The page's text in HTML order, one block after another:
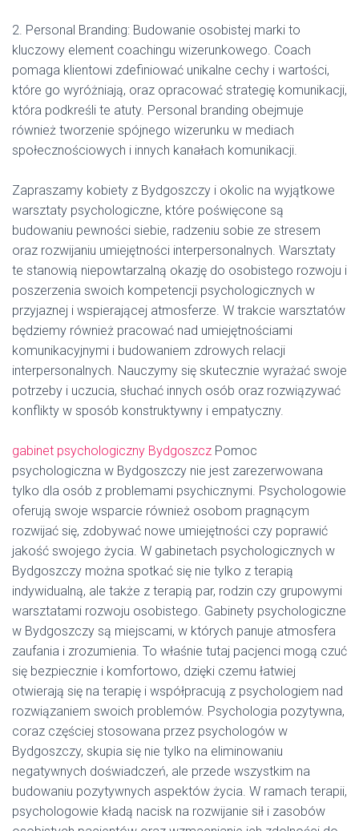
2. Personal Branding: Budowanie osobistej marki to
kluczowy element coachingu wizerunkowego. Coach
pomaga klientowi zdefiniować unikalne cechy i wartości,
które go wyróżniają, oraz opracować strategię komunikacji,
która podkreśli te atuty. Personal branding obejmuje
również tworzenie spójnego wizerunku w mediach
społecznościowych i innych kanałach komunikacji.
Zapraszamy kobiety z Bydgoszczy i okolic na wyjątkowe
warsztaty psychologiczne, które poświęcone są
budowaniu pewności siebie, radzeniu sobie ze stresem
oraz rozwijaniu umiejętności interpersonalnych. Warsztaty
te stanowią niepowtarzalną okazję do osobistego rozwoju i
poszerzenia swoich kompetencji psychologicznych w
przyjaznej i wspierającej atmosferze. W trakcie warsztatów
będziemy również pracować nad umiejętnościami
komunikacyjnymi i budowaniem zdrowych relacji
interpersonalnych. Nauczymy się skutecznie wyrażać swoje
potrzeby i uczucia, słuchać innych osób oraz rozwiązywać
konflikty w sposób konstruktywny i empatyczny.
gabinet psychologiczny Bydgoszcz Pomoc
psychologiczna w Bydgoszczy nie jest zarezerwowana
tylko dla osób z problemami psychicznymi. Psychologowie
oferują swoje wsparcie również osobom pragnącym
rozwijać się, zdobywać nowe umiejętności czy poprawić
jakość swojego życia. W gabinetach psychologicznych w
Bydgoszczy można spotkać się nie tylko z terapią
indywidualną, ale także z terapią par, rodzin czy grupowymi
warsztatami rozwoju osobistego. Gabinety psychologiczne
w Bydgoszczy są miejscami, w których panuje atmosfera
zaufania i zrozumienia. To właśnie tutaj pacjenci mogą czuć
się bezpiecznie i komfortowo, dzięki czemu łatwiej
otwierają się na terapię i współpracują z psychologiem nad
rozwiązaniem swoich problemów. Psychologia pozytywna,
coraz częściej stosowana przez psychologów w
Bydgoszczy, skupia się nie tylko na eliminowaniu
negatywnych doświadczeń, ale przede wszystkim na
budowaniu pozytywnych aspektów życia. W ramach terapii,
psychologowie kładą nacisk na rozwijanie sił i zasobów